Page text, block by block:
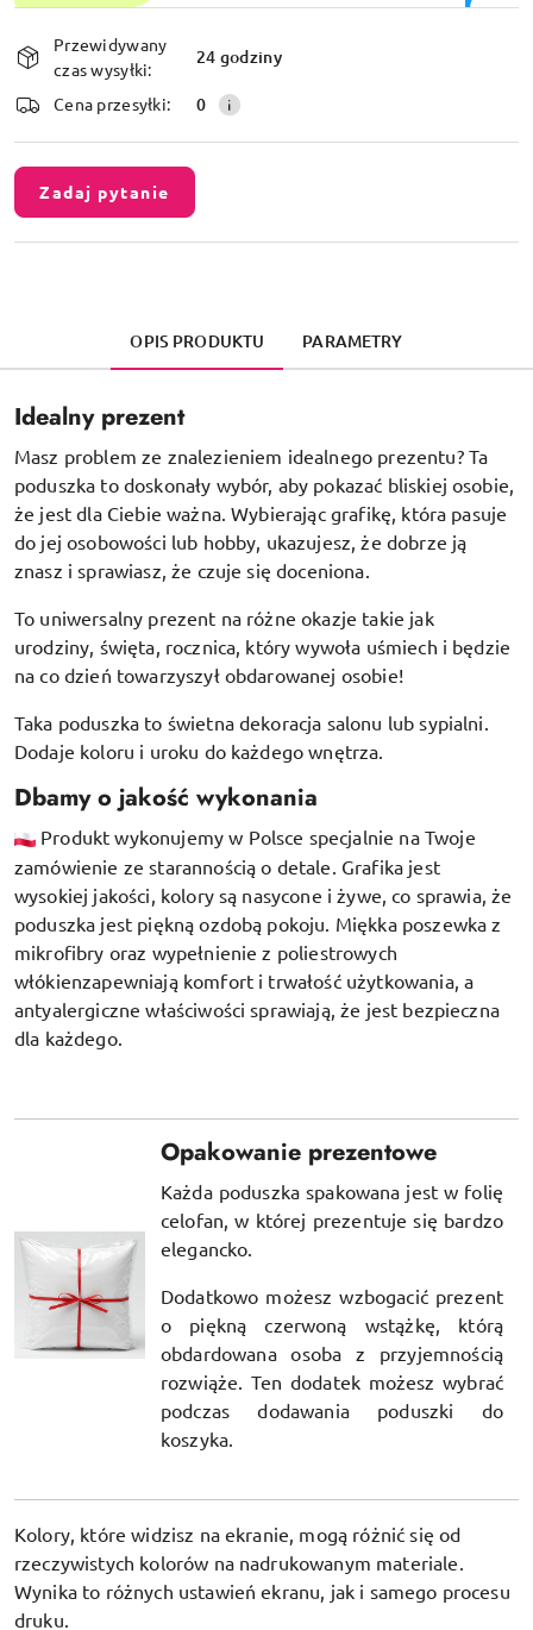
Dostępność
i
dostawa
Przewidywany
czas wysyłki:
24 godziny
Cena przesyłki: 0
Zadaj pytanie
OPIS PRODUKTU PARAMETRY
Idealny prezent
Masz problem ze znalezieniem idealnego prezentu? Ta
poduszka to doskonały wybór, aby pokazać bliskiej osobie,
że jest dla Ciebie ważna. Wybierając grafikę, która pasuje
do jej osobowości lub hobby, ukazujesz, że dobrze ją
znasz i sprawiasz, że czuje się doceniona.
To uniwersalny prezent na różne okazje takie jak
urodziny, święta, rocznica, który wywoła uśmiech i będzie
na co dzień towarzyszył obdarowanej osobie!
Taka poduszka to świetna dekoracja salonu lub sypialni.
Dodaje koloru i uroku do każdego wnętrza.
Dbamy o jakość wykonania
Produkt wykonujemy w Polsce specjalnie na Twoje
zamówienie ze starannością o detale. Grafika jest
wysokiej jakości, kolory są nasycone i żywe, co sprawia, że
poduszka jest piękną ozdobą pokoju. Miękka poszewka z
mikrofibry oraz wypełnienie z poliestrowych
włókienzapewniają komfort i trwałość użytkowania, a
antyalergiczne właściwości sprawiają, że jest bezpieczna
dla każdego.
Opakowanie prezentowe
Każda poduszka spakowana jest w folię
celofan, w której prezentuje się bardzo
elegancko.
Dodatkowo możesz wzbogacić prezent
o piękną czerwoną wstążkę, którą
obdardowana osoba z przyjemnością
rozwiąże. Ten dodatek możesz wybrać
podczas dodawania poduszki do
koszyka.
Kolory, które widzisz na ekranie, mogą różnić się od
rzeczywistych kolorów na nadrukowanym materiale.
Wynika to różnych ustawień ekranu, jak i samego procesu
druku.